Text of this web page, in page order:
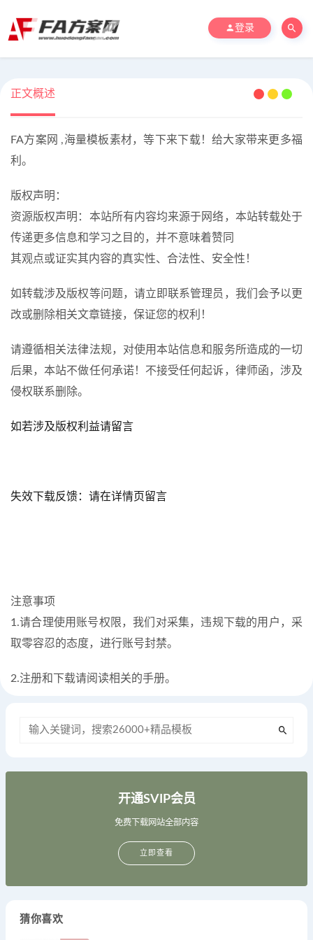
登录
正文概述
FA方案网 ,海量模板素材，等下来下载！给大家带来更多福
利。
版权声明：
资源版权声明：本站所有内容均来源于网络，本站转载处于
传递更多信息和学习之目的，并不意味着赞同
其观点或证实其内容的真实性、合法性、安全性！
如转载涉及版权等问题，请立即联系管理员，我们会予以更
改或删除相关文章链接，保证您的权利！
请遵循相关法律法规，对使用本站信息和服务所造成的一切
后果，本站不做任何承诺！不接受任何起诉，律师函，涉及
侵权联系删除。
如若涉及版权利益请留言
失效下载反馈：请在详情页留言
注意事项
1.请合理使用账号权限，我们对采集，违规下载的用户，采
取零容忍的态度，进行账号封禁。
2.注册和下载请阅读相关的手册。
开通SVIP会员
免费下载网站全部内容
立即查看
猜你喜欢